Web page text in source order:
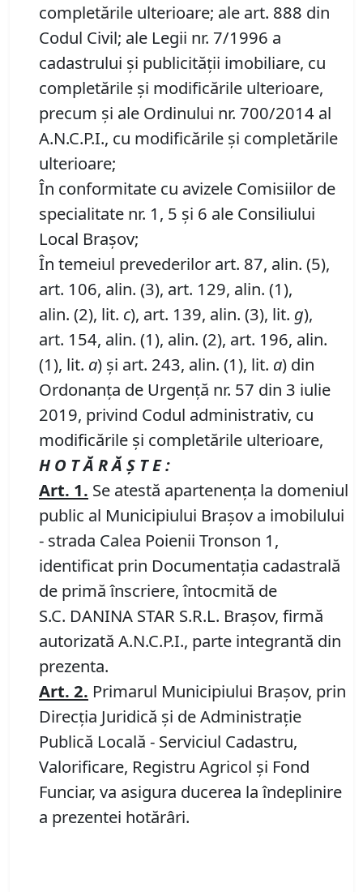
completările ulterioare; ale art. 888 din
Codul Civil; ale Legii nr. 7/1996 a
cadastrului și publicității imobiliare, cu
completările și modificările ulterioare,
precum și ale Ordinului nr. 700/2014 al
A.N.C.P.I., cu modificările și completările
ulterioare;
În conformitate cu avizele Comisiilor de
specialitate nr. 1, 5 și 6 ale Consiliului
Local Brașov;
În temeiul prevederilor art. 87, alin. (5),
art. 106, alin. (3), art. 129, alin. (1),
alin. (2), lit. c), art. 139, alin. (3), lit. g),
art. 154, alin. (1), alin. (2), art. 196, alin.
(1), lit. a) și art. 243, alin. (1), lit. a) din
Ordonanța de Urgență nr. 57 din 3 iulie
2019, privind Codul administrativ, cu
modificările și completările ulterioare,
H O T Ă R Ă Ş T E :
Art. 1. Se atestă apartenenţa la domeniul
public al Municipiului Braşov a imobilului
- strada Calea Poienii Tronson 1,
identificat prin Documentația cadastrală
de primă înscriere, întocmită de
S.C. DANINA STAR S.R.L. Brașov, firmă
autorizată A.N.C.P.I., parte integrantă din
prezenta.
Art. 2. Primarul Municipiului Brașov, prin
Direcția Juridică și de Administrație
Publică Locală - Serviciul Cadastru,
Valorificare, Registru Agricol și Fond
Funciar, va asigura ducerea la îndeplinire
a prezentei hotărâri.